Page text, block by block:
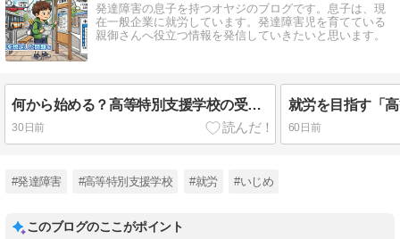
発達障害の息子を持つオヤジのブログです。息子は、現
在一般企業に就労しています。発達障害児を育てている
親御さんへ役立つ情報を発信していきたいと思います。
何から始める？高等特別支援学校の受験対策〜夏休みに攻略したい「生活の場面を想定した問題」〜
30日前 60日前
#発達障害 #高等特別支援学校 #就労 #いじめ
このブログのここがポイント